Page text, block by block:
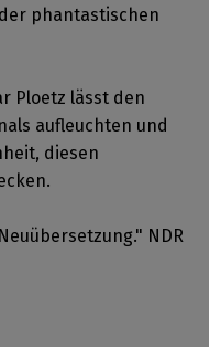
phantastischen
Ploetz lässt den
aufleuchten und
diesen
NDR